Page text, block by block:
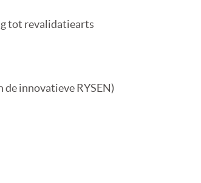
tot revalidatiearts
innovatieve RYSEN)